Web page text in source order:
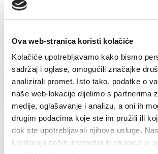
Ova web-stranica koristi kolačiće
Kolačiće upotrebljavamo kako bismo
sadržaj i oglase, omogućili značajke
analizirali promet. Isto tako, podatke o
naše web-lokacije dijelimo s partnerima
medije, oglašavanje i analizu, a oni ih
drugim podacima koje ste im pružili ili
dok ste upotrebljavali njihove usluge.
korištenja naših internetskih stranica vi
Cesta Dr. Franje Tuđmana 893,
+385955111778
adi.balov@yahoo.com
Alenka Kovačev
Put sv. Lovre 57, 21214 Kaštel
+385959181045
ivanakovacev@yahoo.com